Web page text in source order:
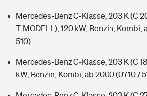
Mercedes-Benz C-Klasse, 203 K (C
T-MODELL), 120 kW, Benzin, Kombi,
510)
Mercedes-Benz C-Klasse, 203 K (C
kW, Benzin, Kombi, ab 2000(0710 /